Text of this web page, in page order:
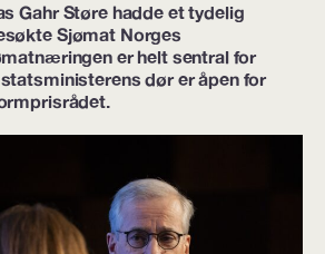
Gahr Støre hadde et tydelig
Sjømat Norges
er helt sentral for
dør er åpen for